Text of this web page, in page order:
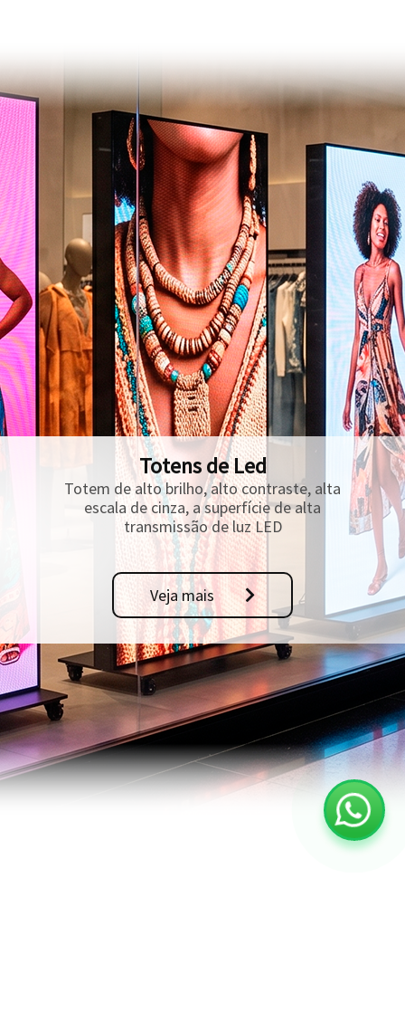
Totens de Led
Totem de alto brilho, alto contraste, alta
escala de cinza, a superfície de alta
transmissão de luz LED
Veja mais